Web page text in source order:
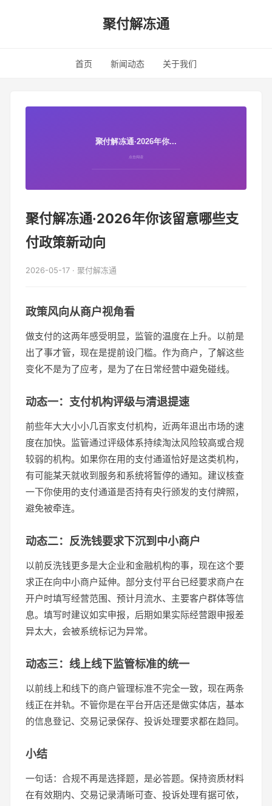
聚付解冻通
首页 新闻动态 关于我们
聚付解冻通·2026年你该留意哪些支
付政策新动向
2026-05-17 · 聚付解冻通
政策风向从商户视角看
做支付的这两年感受明显，监管的温度在上升。以前是
出了事才管，现在是提前设门槛。作为商户，了解这些
变化不是为了应考，是为了在日常经营中避免碰线。
动态一：支付机构评级与清退提速
前些年大大小小几百家支付机构，近两年退出市场的速
度在加快。监管通过评级体系持续淘汰风险较高或合规
较弱的机构。如果你在用的支付通道恰好是这类机构，
有可能某天就收到服务和系统将暂停的通知。建议核查
一下你使用的支付通道是否持有央行颁发的支付牌照，
避免被牵连。
动态二：反洗钱要求下沉到中小商户
以前反洗钱更多是大企业和金融机构的事，现在这个要
求正在向中小商户延伸。部分支付平台已经要求商户在
开户时填写经营范围、预计月流水、主要客户群体等信
息。填写时建议如实申报，后期如果实际经营跟申报差
异太大，会被系统标记为异常。
动态三：线上线下监管标准的统一
以前线上和线下的商户管理标准不完全一致，现在两条
线正在并轨。不管你是在平台开店还是做实体店，基本
的信息登记、交易记录保存、投诉处理要求都在趋同。
小结
一句话：合规不再是选择题，是必答题。保持资质材料
在有效期内、交易记录清晰可查、投诉处理有据可依，